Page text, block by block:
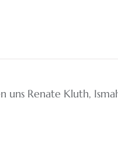
Renate Kluth,